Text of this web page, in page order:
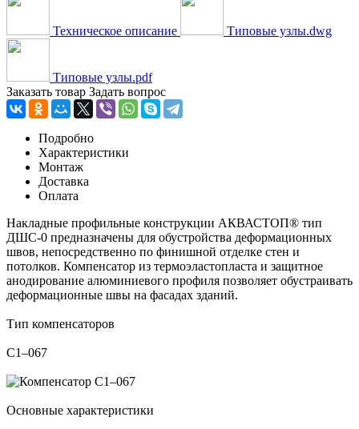
Техническое описание Типовые узлы.dwg
Типовые узлы.pdf
Заказать товар Задать вопрос
Подробно
Характеристики
Монтаж
Доставка
Оплата
Накладные профильные конструкции АКВАСТОП® тип
ДШС-0 предназначены для обустройства деформационных
швов, непосредственно по финишной отделке стен и
потолков. Компенсатор из термоэластопласта и защитное
анодирование алюминиевого профиля позволяет обустраивать
деформационные швы на фасадах зданий.
Тип компенсаторов
C1–067
Основные характеристики